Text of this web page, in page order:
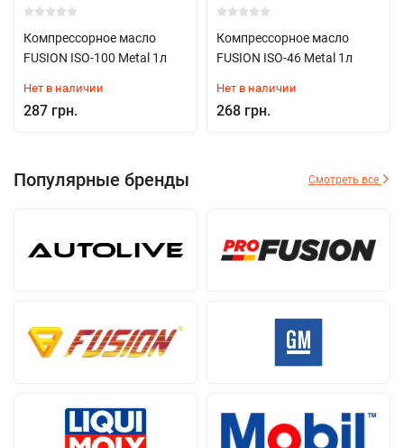
Компрессорное масло
FUSION ISO-100 Metal 1л
Нет в наличии
287 грн.
Компрессорное масло
FUSION ISO-46 Metal 1л
Нет в наличии
268 грн.
Популярные бренды Смотреть все